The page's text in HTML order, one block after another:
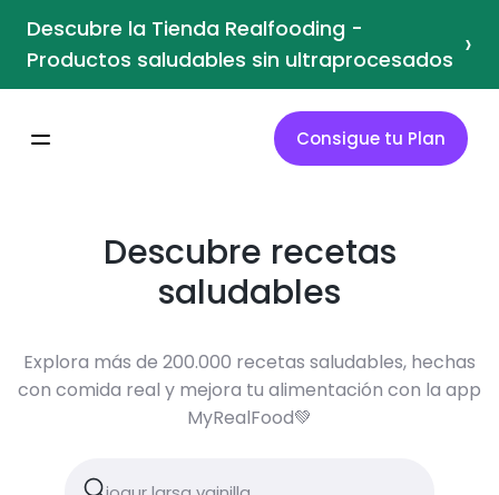
Descubre la Tienda Realfooding -
Productos saludables sin ultraprocesados ›
Consigue tu Plan
Descubre recetas
saludables
Explora más de 200.000 recetas saludables, hechas
con comida real y mejora tu alimentación con la app
MyRealFood💚